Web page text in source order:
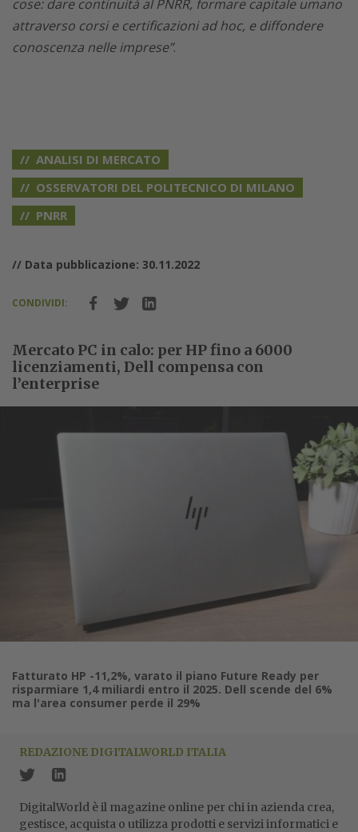
cose: dare continuità al PNRR, formare capitale umano
attraverso corsi e certificazioni ad hoc, e diffondere
conoscenza nelle imprese”.
ANALISI DI MERCATO
OSSERVATORI DEL POLITECNICO DI MILANO
PNRR
// Data pubblicazione: 30.11.2022
CONDIVIDI:
Mercato PC in calo: per HP fino a 6000
licenziamenti, Dell compensa con
l’enterprise
Fatturato HP -11,2%, varato il piano Future Ready per
risparmiare 1,4 miliardi entro il 2025. Dell scende del 6%
ma l'area consumer perde il 29%
REDAZIONE DIGITALWORLD ITALIA
DigitalWorld è il magazine online per chi in azienda crea,
gestisce, acquista o utilizza prodotti e servizi informatici e